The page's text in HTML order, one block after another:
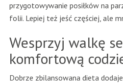
przygotowywanie posiłków na
folii. Lepiej też jeść częściej, ale
Wesprzyj walkę
komfortową
Dobrze zbilansowana dieta